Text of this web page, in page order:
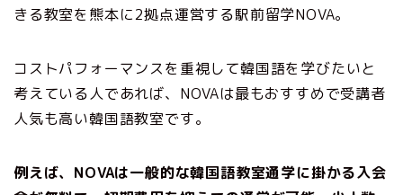
きる教室を熊本に2拠点運営する駅前留学NOVA。
コストパフォーマンスを重視して韓国語を学びたいと
考えている人であれば、NOVAは最もおすすめで受講者
人気も高い韓国語教室です。
例えば、NOVAは一般的な韓国語教室通学に掛かる入会